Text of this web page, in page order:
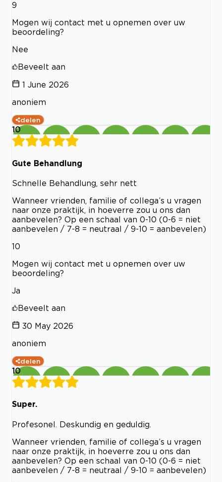
9
Mogen wij contact met u opnemen over uw
beoordeling?
Nee
Beveelt aan
1 June 2026
anoniem
delen
10
Gute Behandlung
Schnelle Behandlung, sehr nett
Wanneer vrienden, familie of collega’s u vragen
naar onze praktijk, in hoeverre zou u ons dan
aanbevelen? Op een schaal van 0-10 (0-6 = niet
aanbevelen / 7-8 = neutraal / 9-10 = aanbevelen)
10
Mogen wij contact met u opnemen over uw
beoordeling?
Ja
Beveelt aan
30 May 2026
anoniem
delen
10
Super.
Profesonel. Deskundig en geduldig.
Wanneer vrienden, familie of collega’s u vragen
naar onze praktijk, in hoeverre zou u ons dan
aanbevelen? Op een schaal van 0-10 (0-6 = niet
aanbevelen / 7-8 = neutraal / 9-10 = aanbevelen)